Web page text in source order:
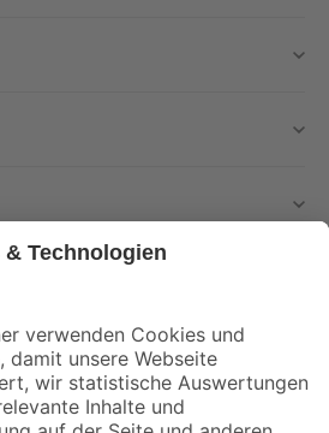
und Aktionen mehr verpassen!